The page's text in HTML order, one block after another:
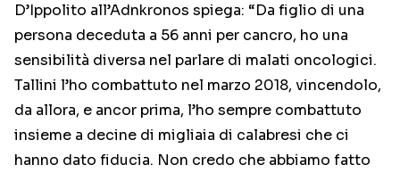
D’Ippolito all’Adnkronos spiega: “Da figlio di una
persona deceduta a 56 anni per cancro, ho una
sensibilità diversa nel parlare di malati oncologici.
Tallini l’ho combattuto nel marzo 2018, vincendolo,
da allora, e ancor prima, l’ho sempre combattuto
insieme a decine di migliaia di calabresi che ci
hanno dato fiducia. Non credo che abbiamo fatto